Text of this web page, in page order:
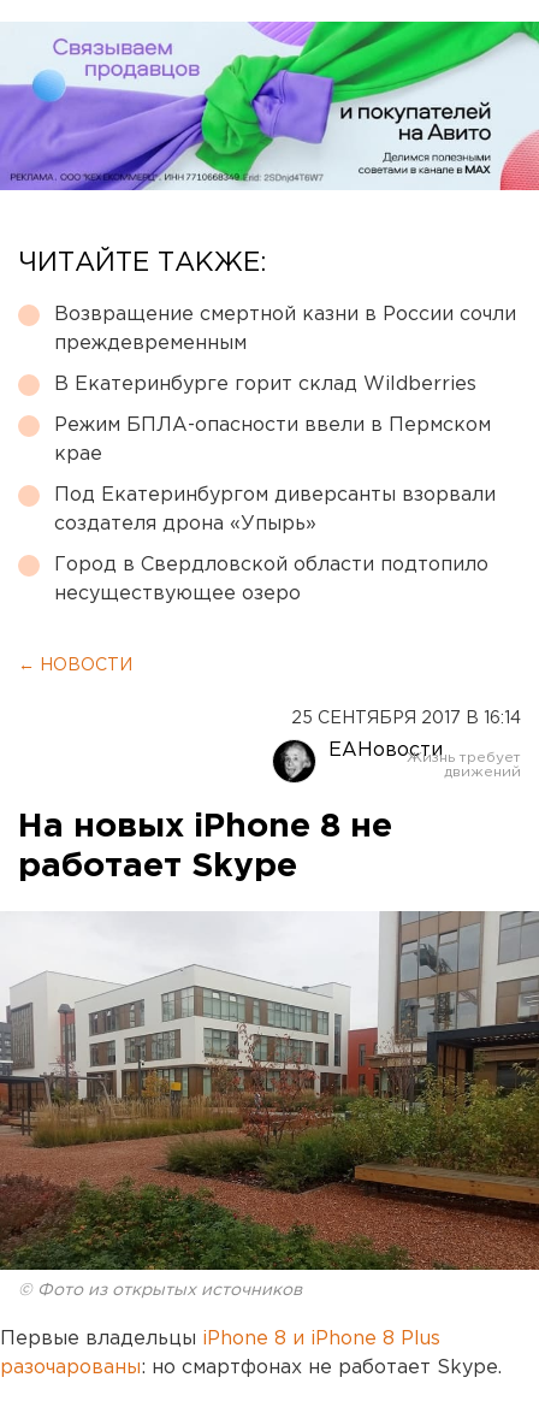
ЧИТАЙТЕ ТАКЖЕ:
Возвращение смертной казни в России сочли
преждевременным
В Екатеринбурге горит склад Wildberries
Режим БПЛА-опасности ввели в Пермском
крае
Под Екатеринбургом диверсанты взорвали
создателя дрона «Упырь»
Город в Свердловской области подтопило
несуществующее озеро
← НОВОСТИ
25 СЕНТЯБРЯ 2017 В 16:14
ЕАНовости
На новых iPhone 8 не
работает Skype
© Фото из открытых источников
Первые владельцы iPhone 8 и iPhone 8 Plus
разочарованы: но смартфонах не работает Skype.